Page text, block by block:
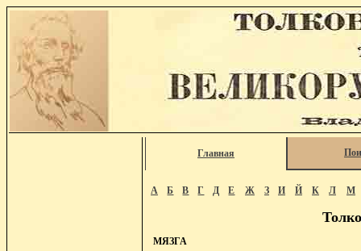
Главная
А Б В Г Д Е Ж З И Й К Л М
МЯЗГА